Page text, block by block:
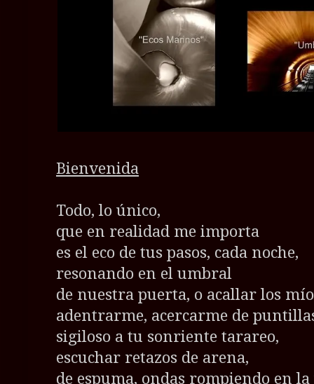
Bienvenida
Todo, lo único,
que en realidad me importa
es el eco de tus pasos, cada noche,
resonando en el umbral
de nuestra puerta, o acallar los
adentrarme, acercarme de
sigiloso a tu sonriente tarareo,
escuchar retazos de arena,
de espuma, ondas rompiendo en la